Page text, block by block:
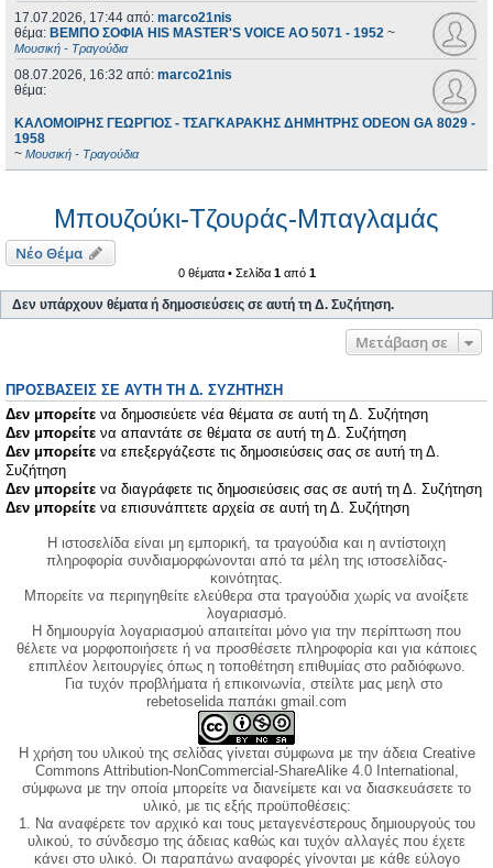
17.07.2026, 17:44 από: marco21nis
θέμα: ΒΕΜΠΟ ΣΟΦΙΑ HIS MASTER'S VOICE AO 5071 - 1952 ~
Μουσική - Τραγούδια
08.07.2026, 16:32 από: marco21nis
θέμα:
ΚΑΛΟΜΟΙΡΗΣ ΓΕΩΡΓΙΟΣ - ΤΣΑΓΚΑΡΑΚΗΣ ΔΗΜΗΤΡΗΣ ODEON GA 8029 -
1958
~ Μουσική - Τραγούδια
Μπουζούκι-Τζουράς-Μπαγλαμάς
Νέο Θέμα
0 θέματα • Σελίδα 1από 1
Δεν υπάρχουν θέματα ή δημοσιεύσεις σε αυτή τη Δ. Συζήτηση.
Μετάβαση σε
ΠΡΟΣΒΆΣΕΙΣ ΣΕ ΑΥΤΉ ΤΗ Δ. ΣΥΖΉΤΗΣΗ
Δεν μπορείτε να δημοσιεύετε νέα θέματα σε αυτή τη Δ. Συζήτηση
Δεν μπορείτε να απαντάτε σε θέματα σε αυτή τη Δ. Συζήτηση
Δεν μπορείτε να επεξεργάζεστε τις δημοσιεύσεις σας σε αυτή τη Δ.
Συζήτηση
Δεν μπορείτε να διαγράφετε τις δημοσιεύσεις σας σε αυτή τη Δ. Συζήτηση
Δεν μπορείτε να επισυνάπτετε αρχεία σε αυτή τη Δ. Συζήτηση
Η ιστοσελίδα είναι μη εμπορική, τα τραγούδια και η αντίστοιχη
πληροφορία συνδιαμορφώνονται από τα μέλη της ιστοσελίδας-
κοινότητας.
Μπορείτε να περιηγηθείτε ελεύθερα στα τραγούδια χωρίς να ανοίξετε
λογαριασμό.
Η δημιουργία λογαριασμού απαιτείται μόνο για την περίπτωση που
θέλετε να μορφοποιήσετε ή να προσθέσετε πληροφορία και για κάποιες
επιπλέον λειτουργίες όπως η τοποθέτηση επιθυμίας στο ραδιόφωνο.
Για τυχόν προβλήματα ή επικοινωνία, στείλτε μας μεηλ στο
rebetoselida παπάκι gmail.com
Η χρήση του υλικού της σελίδας γίνεται σύμφωνα με την άδεια Creative
Commons Attribution-NonCommercial-ShareAlike 4.0 International,
σύμφωνα με την οποία μπορείτε να διανείμετε και να διασκευάσετε το
υλικό, με τις εξής προϋποθέσεις:
1. Να αναφέρετε τον αρχικό και τους μεταγενέστερους δημιουργούς του
υλικού, το σύνδεσμο της άδειας καθώς και τυχόν αλλαγές που έχετε
κάνει στο υλικό. Οι παραπάνω αναφορές γίνονται με κάθε εύλογο